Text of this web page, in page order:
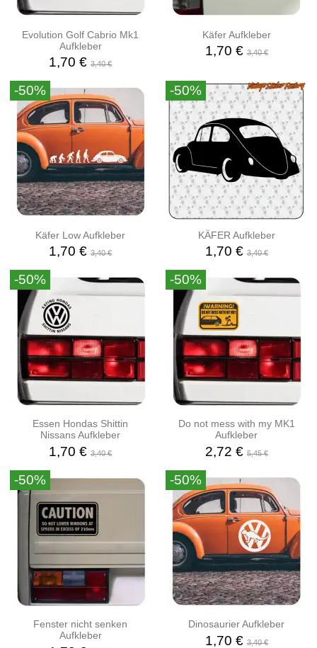
Evolution Golf Cabrio Mk1
Aufkleber
1,70 €3,40 €
Käfer Aufkleber
1,70 €3,40 €
-50%
Käfer Low Aufkleber
1,70 €3,40 €
-50%
KÄFER Aufkleber
1,70 €3,40 €
-50%
Essen Hondas Shittin
Nissans Aufkleber
1,70 €3,40 €
-50%
Do not mess with my MK1
Aufkleber
2,72 €5,45 €
-50%
Fenster nicht senken
Aufkleber
-50%
Dinosaurier Aufkleber
1,70 €3,40 €